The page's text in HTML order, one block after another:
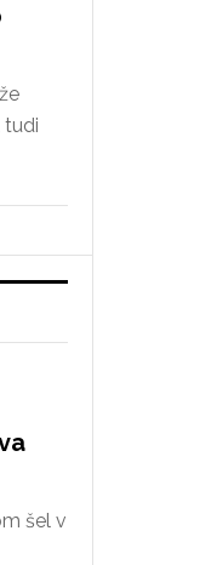
tudi
šel v